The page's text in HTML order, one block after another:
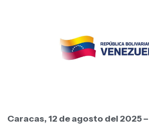
Caracas, 12 de agosto del 2025 –